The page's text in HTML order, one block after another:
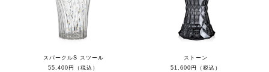
スパークルS スツール
55,400円（税込）
ストーン
51,600円（税込）